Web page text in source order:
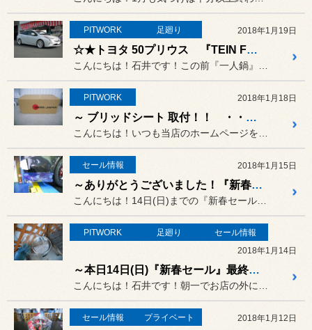
PITWORK 足廻り 2018年1月19日
☆★トヨタ 50プリウス 『TEIN FLEX A』装着＆アライメント作業☆★
PITWORK 2018年1月18日
～ ブリッドシート 取付！！ ・・・・予定です！！～
セール情報 2018年1月15日
～ありがとうございました！『新春セール』無事終了しました！～
PITWORK 足廻り
セール情報
2018年1月14日
～本日14日(日)『新春セール』最終日！！タイヤ、メンテナンス、GTパーツ大人気！！～
セール情報 プライベート 2018年1月12日